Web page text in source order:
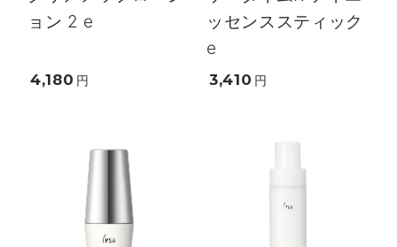
ョン 2 e
4,180 円
ッセンススティック
e
3,410 円